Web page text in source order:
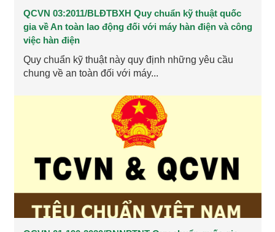
QCVN 03:2011/BLĐTBXH Quy chuẩn kỹ thuật quốc
gia về An toàn lao động đối với máy hàn điện và công
việc hàn điện
Quy chuẩn kỹ thuật này quy định những yêu cầu
chung về an toàn đối với máy...